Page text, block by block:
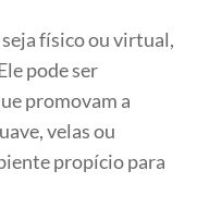
seja físico ou virtual,
pode ser
promovam a
velas ou
propício para